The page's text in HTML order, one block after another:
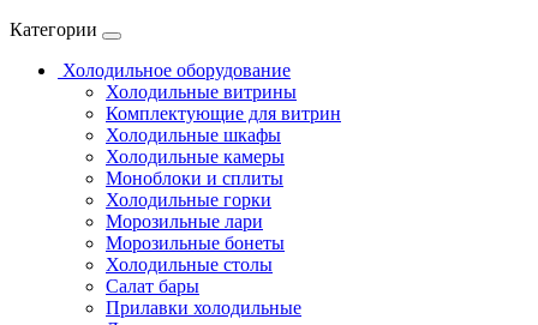
Категории
Холодильное оборудование
Холодильные витрины
Комплектующие для витрин
Холодильные шкафы
Холодильные камеры
Моноблоки и сплиты
Холодильные горки
Морозильные лари
Морозильные бонеты
Холодильные столы
Салат бары
Прилавки холодильные